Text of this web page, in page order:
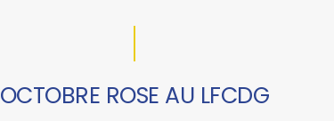
OCTOBRE ROSE AU LFCDG